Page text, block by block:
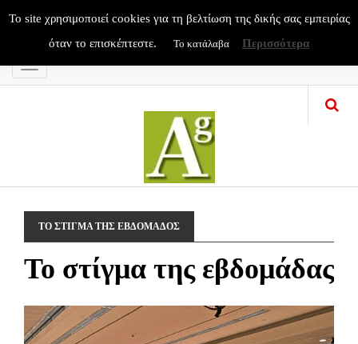
Menu
ΤΟ ΣΤΙΓΜΑ ΤΗΣ ΕΒΔΟΜΑΔΟΣ
Το στίγμα της εβδομάδας
To site χρησιμοποιεί cookies για τη βελτίωση της δικής σας εμπειρίας
όταν το επισκέπτεστε.
Το κατάλαβα Περισσότερα